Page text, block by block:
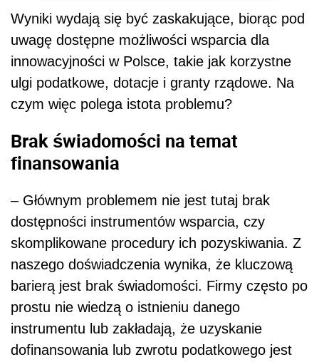
Wyniki wydają się być zaskakujące, biorąc pod
uwagę dostępne możliwości wsparcia dla
innowacyjności w Polsce, takie jak korzystne
ulgi podatkowe, dotacje i granty rządowe. Na
czym więc polega istota problemu?
Brak świadomości na temat
finansowania
– Głównym problemem nie jest tutaj brak
dostępności instrumentów wsparcia, czy
skomplikowane procedury ich pozyskiwania. Z
naszego doświadczenia wynika, że kluczową
barierą jest brak świadomości. Firmy często po
prostu nie wiedzą o istnieniu danego
instrumentu lub zakładają, że uzyskanie
dofinansowania lub zwrotu podatkowego jest